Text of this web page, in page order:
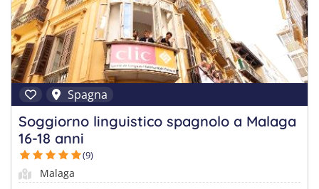
Spagna
Soggiorno linguistico spagnolo a Malaga
16-18 anni
(9)
Malaga